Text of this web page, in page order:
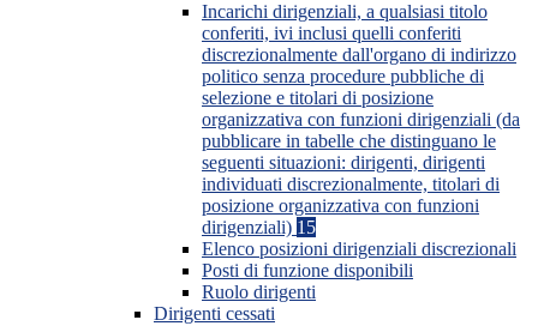
Incarichi dirigenziali, a qualsiasi titolo
conferiti, ivi inclusi quelli conferiti
discrezionalmente dall'organo di indirizzo
politico senza procedure pubbliche di
selezione e titolari di posizione
organizzativa con funzioni dirigenziali (da
pubblicare in tabelle che distinguano le
seguenti situazioni: dirigenti, dirigenti
individuati discrezionalmente, titolari di
posizione organizzativa con funzioni
dirigenziali) 15
Elenco posizioni dirigenziali discrezionali
Posti di funzione disponibili
Ruolo dirigenti
Dirigenti cessati